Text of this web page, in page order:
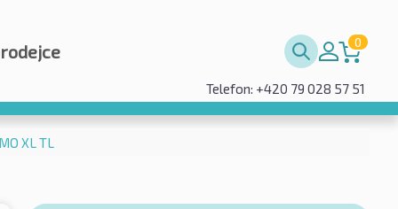
0
Telefon: +420 79 028 57 51
XL TL